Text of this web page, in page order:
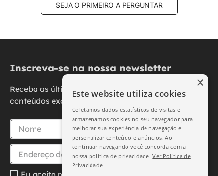
SEJA O PRIMEIRO A PERGUNTAR
Inscreva-se na nossa newsletter
Receba as últimas novidades, promoções e
conteúdos exclusivos diretamente no seu e-mail.
Este website utiliza cookies
Coletamos dados estatísticos de visitas e
armazenamos cookies no seu navegador para
melhorar sua experiência de navegação e
personalizar conteúdo e anúncios. Ao
continuar navegando você concorda com a
nossa política de privacidade.Ver Política de
Privacidade
×